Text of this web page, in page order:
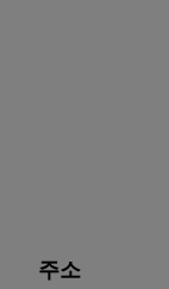
주소